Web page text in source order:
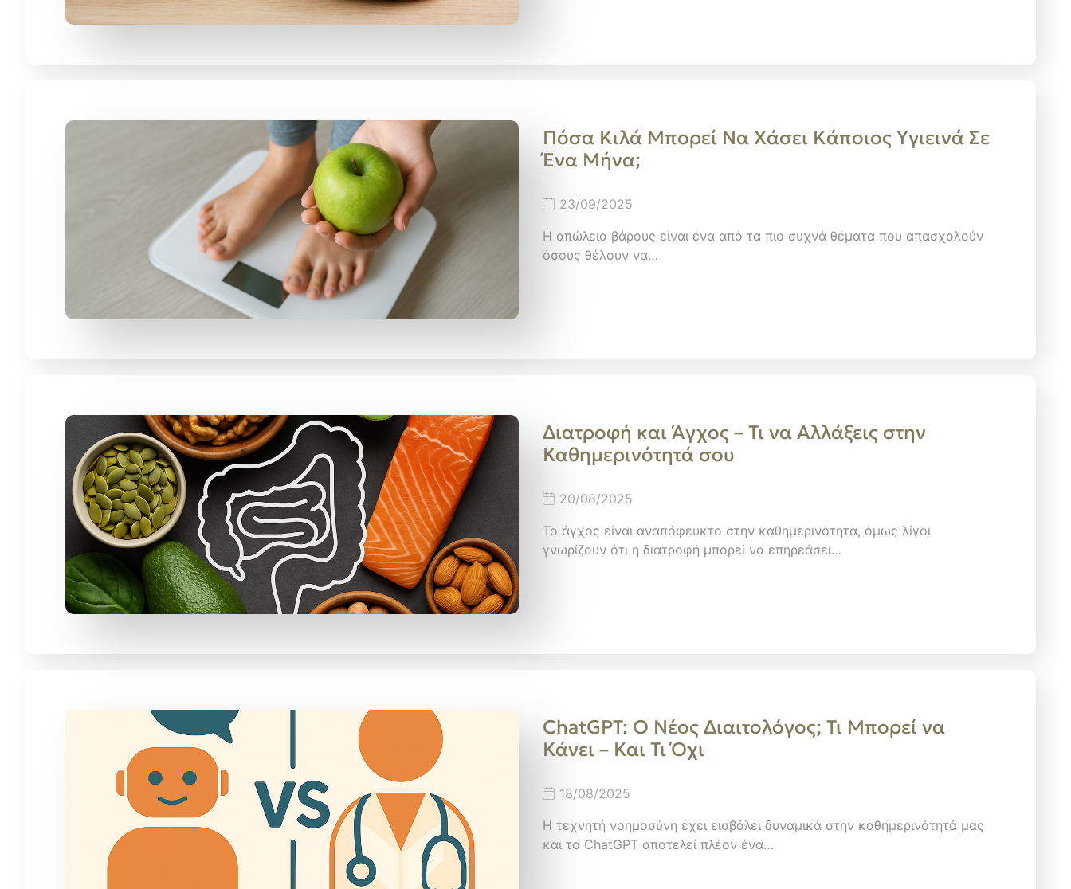
Πόσα Kιλά Mπορεί Nα Xάσει Kάποιος Yγιεινά Σε
Ένα Μήνα;
23/09/2025
Η απώλεια βάρους είναι ένα από τα πιο συχνά θέματα που απασχολούν
όσους θέλουν να…
Διατροφή και Άγχος – Τι να Αλλάξεις στην
Καθημερινότητά σου
20/08/2025
Το άγχος είναι αναπόφευκτο στην καθημερινότητα, όμως λίγοι
γνωρίζουν ότι η διατροφή μπορεί να επηρεάσει…
ChatGPT: Ο Νέος Διαιτολόγος; Τι Μπορεί να
Κάνει – Και Τι Όχι
18/08/2025
Η τεχνητή νοημοσύνη έχει εισβάλει δυναμικά στην καθημερινότητά μας
και το ChatGPT αποτελεί πλέον ένα…